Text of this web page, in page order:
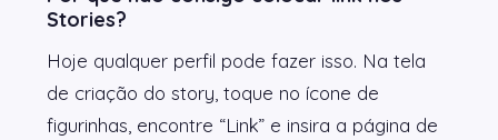
Stories?
Hoje qualquer perfil pode fazer isso. Na tela
de criação do story, toque no ícone de
figurinhas, encontre “Link” e insira a página de